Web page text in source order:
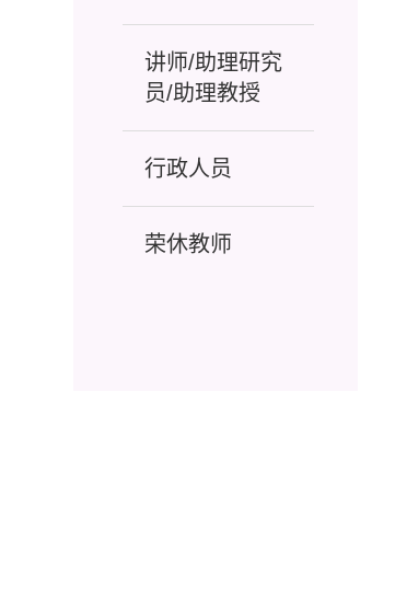
讲师/助理研究
员/助理教授
行政人员
荣休教师